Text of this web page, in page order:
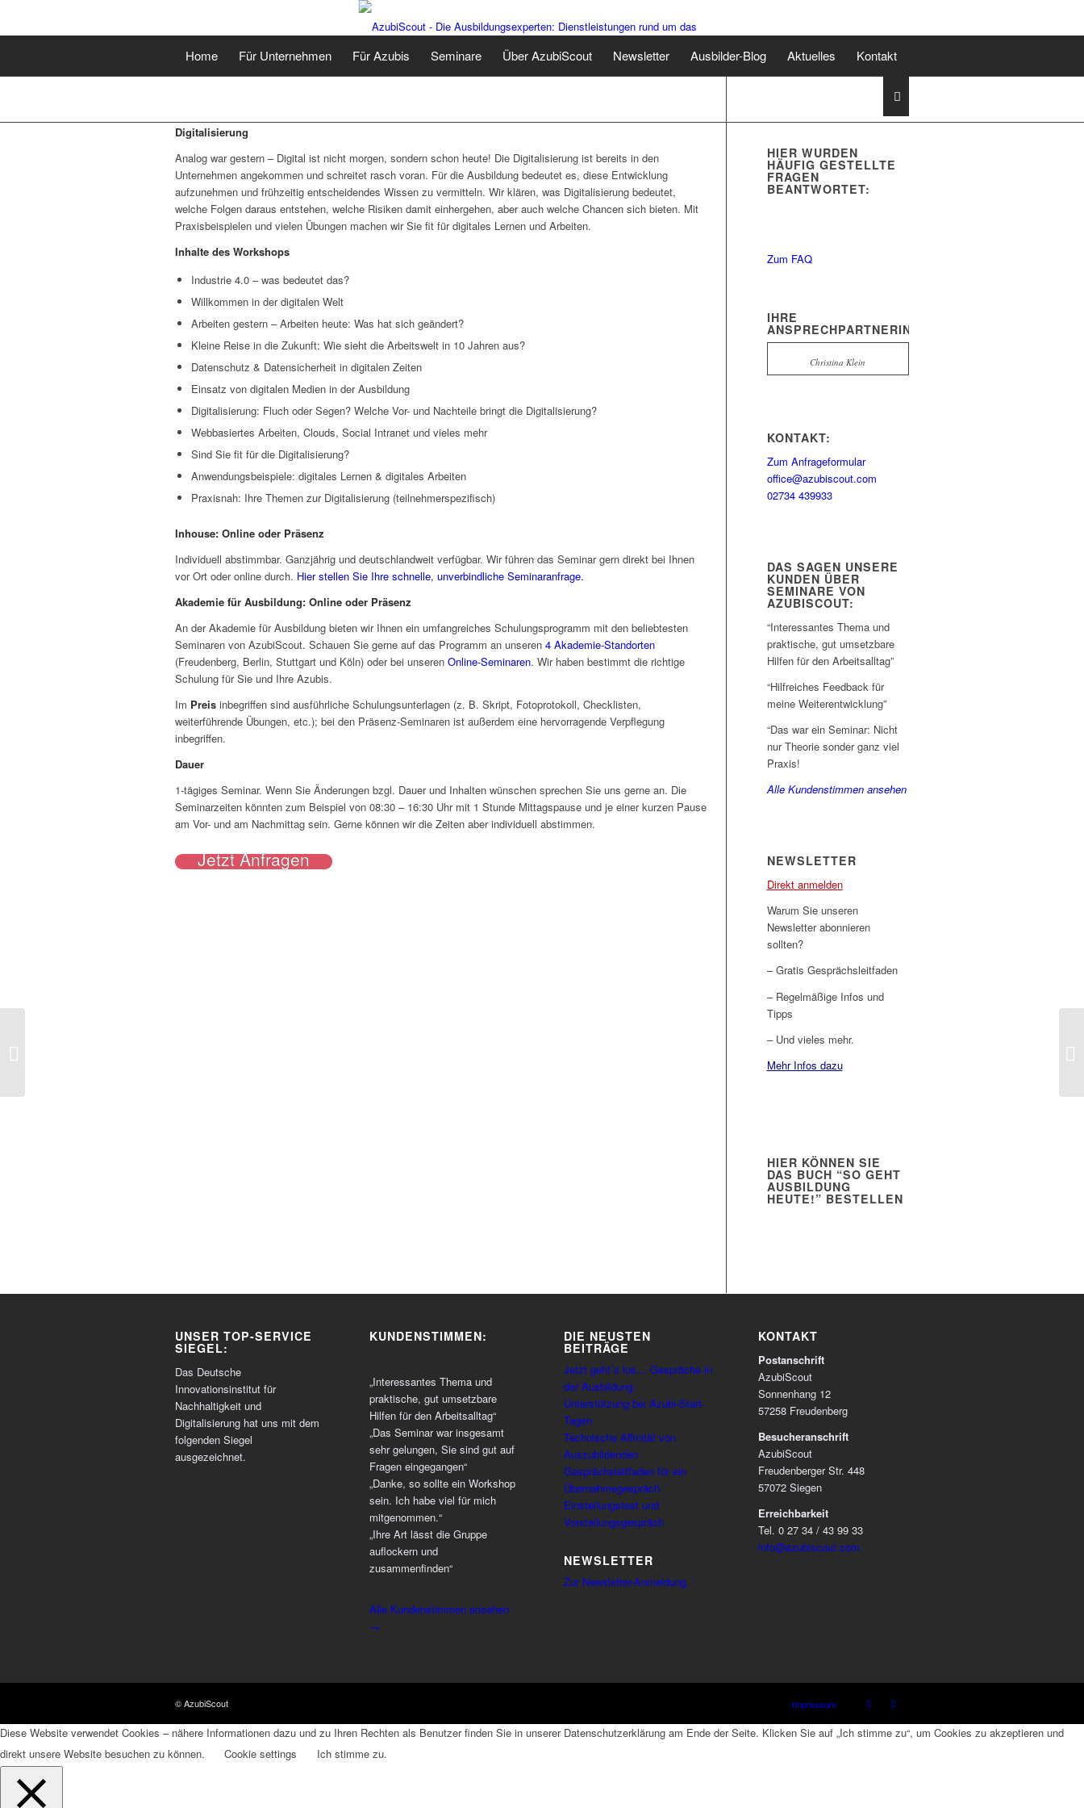
Home Für Unternehmen Für Azubis Seminare Über AzubiScout Newsletter Ausbilder-Blog Aktuelles Kontakt
Digitalisierung
Analog war gestern – Digital ist nicht morgen, sondern schon heute! Die Digitalisierung ist bereits in den
Unternehmen angekommen und schreitet rasch voran. Für die Ausbildung bedeutet es, diese Entwicklung
aufzunehmen und frühzeitig entscheidendes Wissen zu vermitteln. Wir klären, was Digitalisierung bedeutet,
welche Folgen daraus entstehen, welche Risiken damit einhergehen, aber auch welche Chancen sich bieten. Mit
Praxisbeispielen und vielen Übungen machen wir Sie fit für digitales Lernen und Arbeiten.
Inhalte des Workshops
Industrie 4.0 – was bedeutet das?
Willkommen in der digitalen Welt
Arbeiten gestern – Arbeiten heute: Was hat sich geändert?
Kleine Reise in die Zukunft: Wie sieht die Arbeitswelt in 10 Jahren aus?
Datenschutz & Datensicherheit in digitalen Zeiten
Einsatz von digitalen Medien in der Ausbildung
Digitalisierung: Fluch oder Segen? Welche Vor- und Nachteile bringt die Digitalisierung?
Webbasiertes Arbeiten, Clouds, Social Intranet und vieles mehr
Sind Sie fit für die Digitalisierung?
Anwendungsbeispiele: digitales Lernen & digitales Arbeiten
Praxisnah: Ihre Themen zur Digitalisierung (teilnehmerspezifisch)
Inhouse: Online oder Präsenz
Individuell abstimmbar. Ganzjährig und deutschlandweit verfügbar. Wir führen das Seminar gern direkt bei Ihnen
vor Ort oder online durch. Hier stellen Sie Ihre schnelle, unverbindliche Seminaranfrage.
Akademie für Ausbildung: Online oder Präsenz
An der Akademie für Ausbildung bieten wir Ihnen ein umfangreiches Schulungsprogramm mit den beliebtesten
Seminaren von AzubiScout. Schauen Sie gerne auf das Programm an unseren 4 Akademie-Standorten
(Freudenberg, Berlin, Stuttgart und Köln) oder bei unseren Online-Seminaren. Wir haben bestimmt die richtige
Schulung für Sie und Ihre Azubis.
Im Preis inbegriffen sind ausführliche Schulungsunterlagen (z. B. Skript, Fotoprotokoll, Checklisten,
weiterführende Übungen, etc.); bei den Präsenz-Seminaren ist außerdem eine hervorragende Verpflegung
inbegriffen.
Dauer
1-tägiges Seminar. Wenn Sie Änderungen bzgl. Dauer und Inhalten wünschen sprechen Sie uns gerne an. Die
Seminarzeiten könnten zum Beispiel von 08:30 – 16:30 Uhr mit 1 Stunde Mittagspause und je einer kurzen Pause
am Vor- und am Nachmittag sein. Gerne können wir die Zeiten aber individuell abstimmen.
Jetzt Anfragen
HIER WURDEN
HÄUFIG GESTELLTE
FRAGEN
BEANTWORTET:
Zum FAQ
IHRE
ANSPRECHPARTNERIN:
Christina Klein
KONTAKT:
Zum Anfrageformular
office@azubiscout.com
02734 439933
DAS SAGEN UNSERE
KUNDEN ÜBER
SEMINARE VON
AZUBISCOUT:
“Interessantes Thema und
praktische, gut umsetzbare
Hilfen für den Arbeitsalltag”
“Hilfreiches Feedback für
meine Weiterentwicklung”
“Das war ein Seminar: Nicht
nur Theorie sonder ganz viel
Praxis!
Alle Kundenstimmen ansehen
NEWSLETTER
Direkt anmelden
Warum Sie unseren
Newsletter abonnieren
sollten?
– Gratis Gesprächsleitfaden
– Regelmäßige Infos und
Tipps
– Und vieles mehr.
Mehr Infos dazu
HIER KÖNNEN SIE
DAS BUCH “SO GEHT
AUSBILDUNG
HEUTE!” BESTELLEN
UNSER TOP-SERVICE
SIEGEL:
Das Deutsche
Innovationsinstitut für
Nachhaltigkeit und
Digitalisierung hat uns mit dem
folgenden Siegel
ausgezeichnet.
KUNDENSTIMMEN:
„Interessantes Thema und
praktische, gut umsetzbare
Hilfen für den Arbeitsalltag“
„Das Seminar war insgesamt
sehr gelungen, Sie sind gut auf
Fragen eingegangen“
„Danke, so sollte ein Workshop
sein. Ich habe viel für mich
mitgenommen.“
„Ihre Art lässt die Gruppe
auflockern und
zusammenfinden“
Alle Kundenstimmen ansehen
→
DIE NEUSTEN
BEITRÄGE
Jetzt geht´s los… Gespräche in
der Ausbildung
Unterstützung bei Azubi-Start-
Tagen
Technische Affinität von
Auszubildenden
Gesprächsleitfaden für ein
Übernahmegespräch
Einstellungstest und
Vorstellungsgespräch
NEWSLETTER
Zur Newsletter-Anmeldung.
KONTAKT
Postanschrift
AzubiScout
Sonnenhang 12
57258 Freudenberg
Besucheranschrift
AzubiScout
Freudenberger Str. 448
57072 Siegen
Erreichbarkeit
Tel. 0 27 34 / 43 99 33
info@azubiscout.com
© AzubiScout Impressum
Diese Website verwendet Cookies – nähere Informationen dazu und zu Ihren Rechten als Benutzer finden Sie in unserer Datenschutzerklärung am Ende der Seite. Klicken Sie auf „Ich stimme zu“, um Cookies zu akzeptieren und
direkt unsere Website besuchen zu können.
Cookie settings Ich stimme zu.